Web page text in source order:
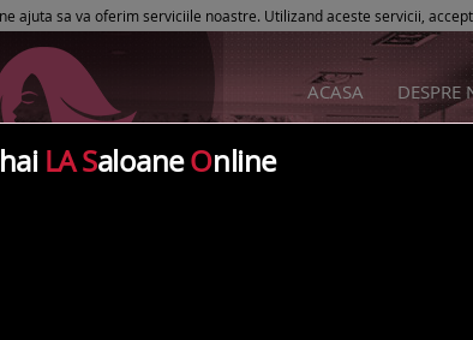
ajuta sa va oferim serviciile noastre. Utilizand aceste servicii,
ACASA DESPRE
LA SaloaneOnline